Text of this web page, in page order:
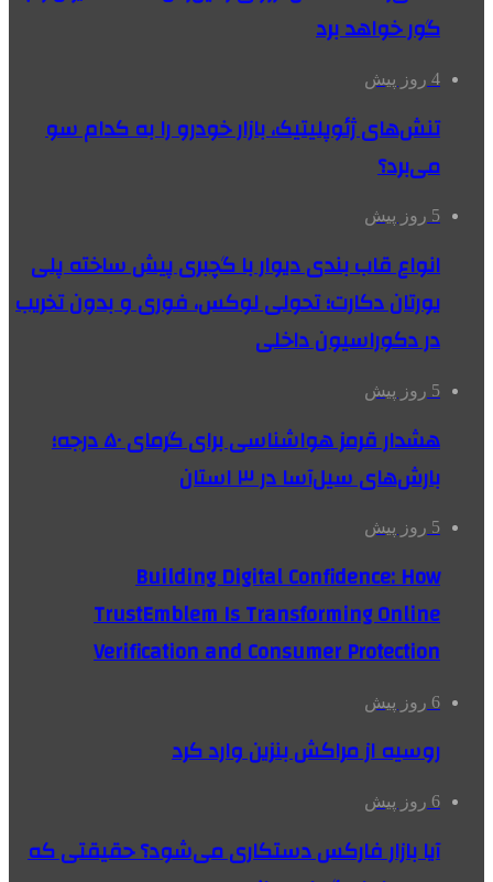
گور خواهد برد
4 روز پیش
تنش‌های ژئوپلیتیک، بازار خودرو را به کدام سو
می‌برد؟
5 روز پیش
انواع قاب بندی دیوار با گچبری پیش ساخته پلی
یورتان دکارت؛ تحولی لوکس، فوری و بدون تخریب
در دکوراسیون داخلی
5 روز پیش
هشدار قرمز هواشناسی برای گرمای ۵۰ درجه؛
بارش‌های سیل‌آسا در ۳ استان
5 روز پیش
Building Digital Confidence: How
TrustEmblem Is Transforming Online
Verification and Consumer Protection
6 روز پیش
روسیه از مراکش بنزین وارد کرد
6 روز پیش
آیا بازار فارکس دستکاری می‌شود؟ حقیقتی که